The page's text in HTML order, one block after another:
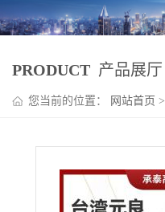
PRODUCT 产品展厅
您当前的位置： 网站首页 >